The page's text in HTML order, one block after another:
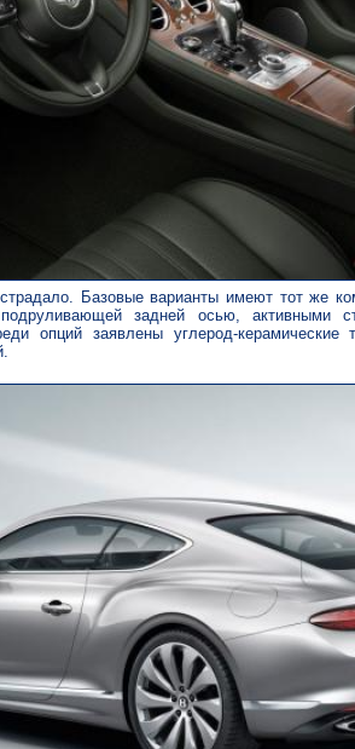
Базовые варианты имеют тот же
подруливающей задней осью, активными
опций заявлены углерод-